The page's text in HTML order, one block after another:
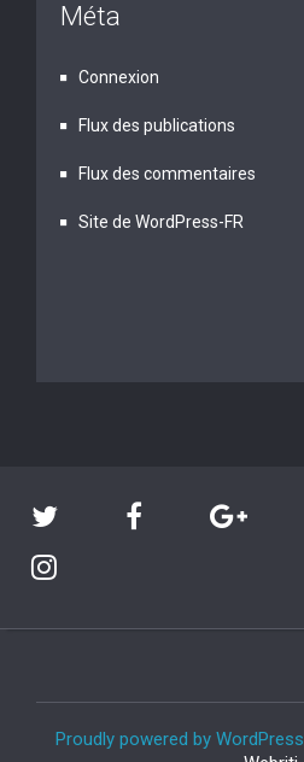
Méta
Connexion
Flux des publications
Flux des commentaires
Site de WordPress-FR
Proudly powered by WordPress